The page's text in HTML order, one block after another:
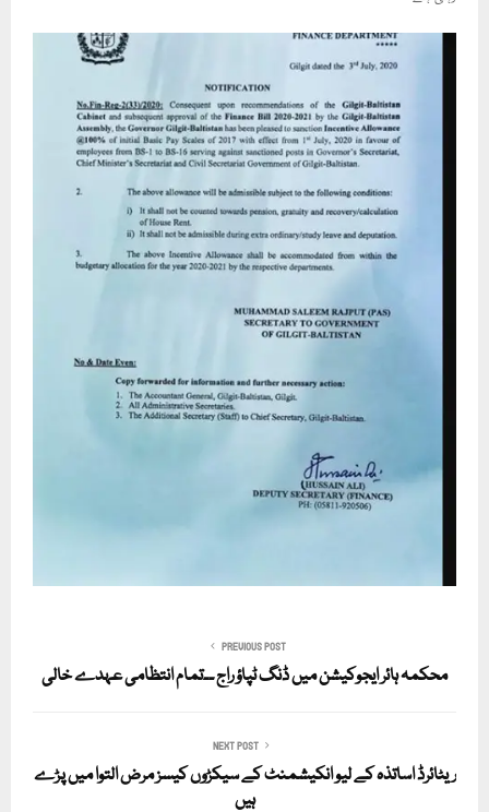
PREVIOUS POST
محکمہ ہائر ایجوکیشن میں ڈنگ ٹپاؤ راج ۔۔تمام انتظامی عہدے خالی
NEXT POST
ریٹائرڈ اساتذہ کے لیو انکیشمنٹ کے سیکڑوں کیسز مرض التوا میں پڑے
ہیں